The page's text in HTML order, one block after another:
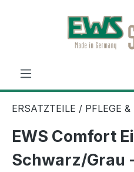
Zum Hauptinhalt springen
ERSATZTEILE / PFLEGE
EWS Comfort
Schwarz/Grau